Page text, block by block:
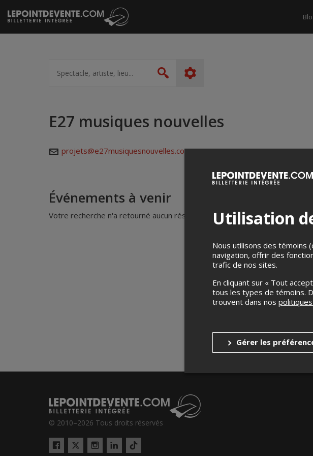
Passer
au
contenu
artiste,
lieu...
Rechercher
E27 musiques nouvelles
projets@e27musiquesnouvelles.com
Événements à venir
Votre recherche n'a retourné aucun résultat.
© 2010–2026 Tous droits réservés
Twitter Tiktok
Utilisation
Nous utilisons des témoins
navigation, offrir des
trafic de nos sites.
En cliquant sur « Tout
tous les types de témoins.
trouvent dans nos
Gérer les